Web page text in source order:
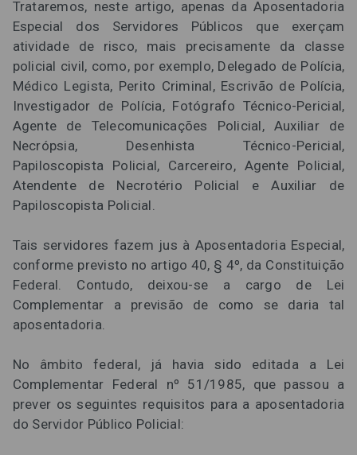
Trataremos, neste artigo, apenas da Aposentadoria
Especial dos Servidores Públicos que exerçam
atividade de risco, mais precisamente da classe
policial civil, como, por exemplo, Delegado de Polícia,
Médico Legista, Perito Criminal, Escrivão de Polícia,
Investigador de Polícia, Fotógrafo Técnico-Pericial,
Agente de Telecomunicações Policial, Auxiliar de
Necrópsia, Desenhista Técnico-Pericial,
Papiloscopista Policial, Carcereiro, Agente Policial,
Atendente de Necrotério Policial e Auxiliar de
Papiloscopista Policial.
Tais servidores fazem jus à Aposentadoria Especial,
conforme previsto no artigo 40, § 4º, da Constituição
Federal. Contudo, deixou-se a cargo de Lei
Complementar a previsão de como se daria tal
aposentadoria.
No âmbito federal, já havia sido editada a Lei
Complementar Federal nº 51/1985, que passou a
prever os seguintes requisitos para a aposentadoria
do Servidor Público Policial: